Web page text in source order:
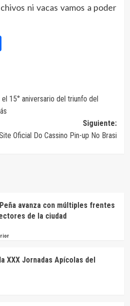
ni vacas vamos a poder
Compartir
15° aniversario del triunfo del
Siguiente:
Oficial Do Cassino Pin-up No Brasi
avanza con múltiples frentes
de la ciudad
XXX Jornadas Apícolas del